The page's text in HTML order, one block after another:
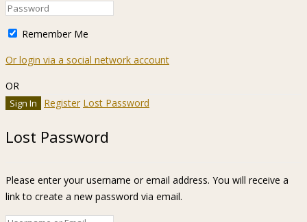
Remember Me
Or login via a social network account
OR
Register Lost Password
Lost Password
Please enter your username or email address. You will receive a
link to create a new password via email.